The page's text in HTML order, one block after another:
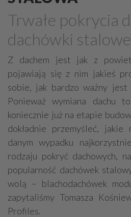
Drewno, konstrukcje drewniane
Farby, kleje, lakiery, emalie
Cegły, pustaki, bloczki
Techniki zamocowań
Beton komórkowy
Kruszywa
Izolacje akustyczne
Składy
Stal, wyroby stalowe
Sklejki
Tworzywa sztuczne
Filtry
Metale
Trwałe pokrycia
dachówki
Z dachem jest jak z
pojawiają się z nim jakieś
sobie, jak bardzo ważny jest
Ponieważ wymiana dachu
koniecznie już na etapie
dokładnie przemyśleć,
danym wypadku
rodzaju pokryć dachowych,
popularność dachówek
wolą – blachodachówek
zapytaliśmy Tomasza
Profiles.